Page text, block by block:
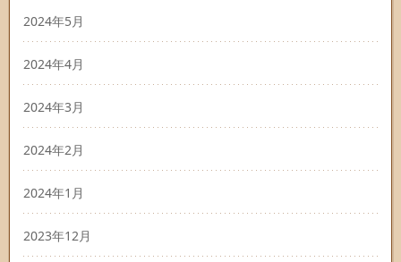
2024年5月
2024年4月
2024年3月
2024年2月
2024年1月
2023年12月